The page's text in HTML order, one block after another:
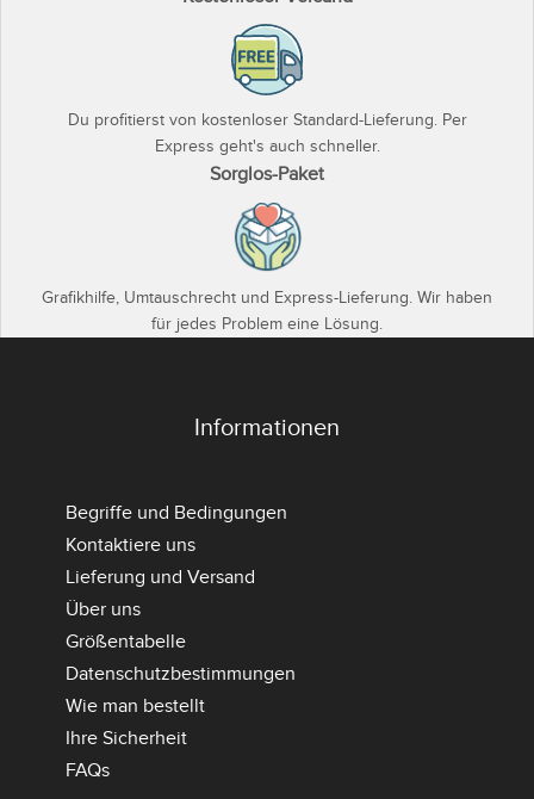
Du profitierst von kostenloser Standard-Lieferung. Per
Express geht's auch schneller.
Sorglos-Paket
Grafikhilfe, Umtauschrecht und Express-Lieferung. Wir haben
für jedes Problem eine Lösung.
Informationen
Begriffe und Bedingungen
Kontaktiere uns
Lieferung und Versand
Über uns
Größentabelle
Datenschutzbestimmungen
Wie man bestellt
Ihre Sicherheit
FAQs